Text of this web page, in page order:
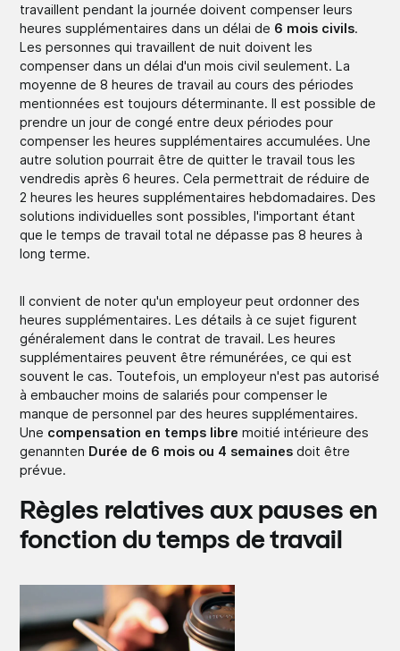
travaillent pendant la journée doivent compenser leurs
heures supplémentaires dans un délai de 6 mois civils.
Les personnes qui travaillent de nuit doivent les
compenser dans un délai d'un mois civil seulement. La
moyenne de 8 heures de travail au cours des périodes
mentionnées est toujours déterminante. Il est possible de
prendre un jour de congé entre deux périodes pour
compenser les heures supplémentaires accumulées. Une
autre solution pourrait être de quitter le travail tous les
vendredis après 6 heures. Cela permettrait de réduire de
2 heures les heures supplémentaires hebdomadaires. Des
solutions individuelles sont possibles, l'important étant
que le temps de travail total ne dépasse pas 8 heures à
long terme.
Il convient de noter qu'un employeur peut ordonner des
heures supplémentaires. Les détails à ce sujet figurent
généralement dans le contrat de travail. Les heures
supplémentaires peuvent être rémunérées, ce qui est
souvent le cas. Toutefois, un employeur n'est pas autorisé
à embaucher moins de salariés pour compenser le
manque de personnel par des heures supplémentaires.
Une compensation en temps libre moitié intérieure des
genannten Durée de 6 mois ou 4 semaines doit être
prévue.
Règles relatives aux pauses en
fonction du temps de travail